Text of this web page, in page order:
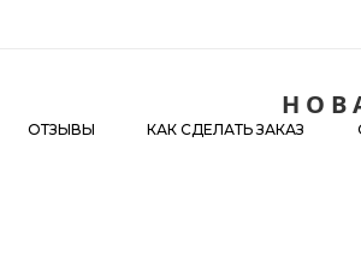
ОТЗЫВЫ КАК СДЕЛАТЬ ЗАКАЗ